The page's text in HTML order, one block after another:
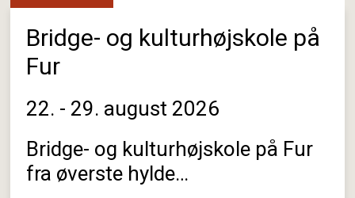
Bridge- og kulturhøjskole på
Fur
22. - 29. august 2026
Bridge- og kulturhøjskole på Fur
fra øverste hylde…